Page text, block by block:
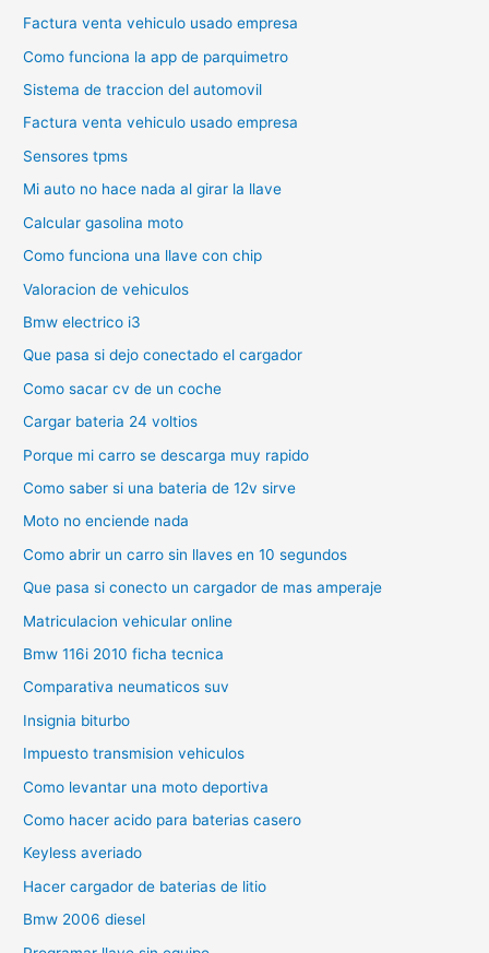
Factura venta vehiculo usado empresa
Como funciona la app de parquimetro
Sistema de traccion del automovil
Factura venta vehiculo usado empresa
Sensores tpms
Mi auto no hace nada al girar la llave
Calcular gasolina moto
Como funciona una llave con chip
Valoracion de vehiculos
Bmw electrico i3
Que pasa si dejo conectado el cargador
Como sacar cv de un coche
Cargar bateria 24 voltios
Porque mi carro se descarga muy rapido
Como saber si una bateria de 12v sirve
Moto no enciende nada
Como abrir un carro sin llaves en 10 segundos
Que pasa si conecto un cargador de mas amperaje
Matriculacion vehicular online
Bmw 116i 2010 ficha tecnica
Comparativa neumaticos suv
Insignia biturbo
Impuesto transmision vehiculos
Como levantar una moto deportiva
Como hacer acido para baterias casero
Keyless averiado
Hacer cargador de baterias de litio
Bmw 2006 diesel